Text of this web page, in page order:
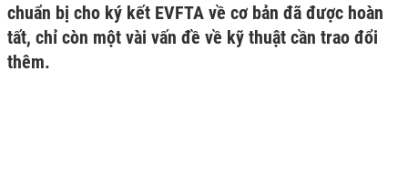
chuẩn bị cho ký kết EVFTA về cơ bản đã được hoàn
tất, chỉ còn một vài vấn đề về kỹ thuật cần trao đổi
thêm.